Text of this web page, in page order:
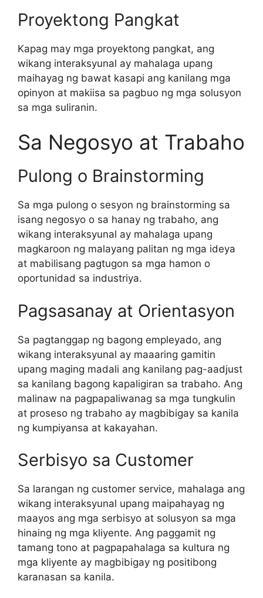
Proyektong Pangkat
Kapag may mga proyektong pangkat, ang
wikang interaksyunal ay mahalaga upang
maihayag ng bawat kasapi ang kanilang mga
opinyon at makiisa sa pagbuo ng mga solusyon
sa mga suliranin.
Sa Negosyo at Trabaho
Pulong o Brainstorming
Sa mga pulong o sesyon ng brainstorming sa
isang negosyo o sa hanay ng trabaho, ang
wikang interaksyunal ay mahalaga upang
magkaroon ng malayang palitan ng mga ideya
at mabilisang pagtugon sa mga hamon o
oportunidad sa industriya.
Pagsasanay at Orientasyon
Sa pagtanggap ng bagong empleyado, ang
wikang interaksyunal ay maaaring gamitin
upang maging madali ang kanilang pag-aadjust
sa kanilang bagong kapaligiran sa trabaho. Ang
malinaw na pagpapaliwanag sa mga tungkulin
at proseso ng trabaho ay magbibigay sa kanila
ng kumpiyansa at kakayahan.
Serbisyo sa Customer
Sa larangan ng customer service, mahalaga ang
wikang interaksyunal upang maipahayag ng
maayos ang mga serbisyo at solusyon sa mga
hinaing ng mga kliyente. Ang paggamit ng
tamang tono at pagpapahalaga sa kultura ng
mga kliyente ay magbibigay ng positibong
karanasan sa kanila.